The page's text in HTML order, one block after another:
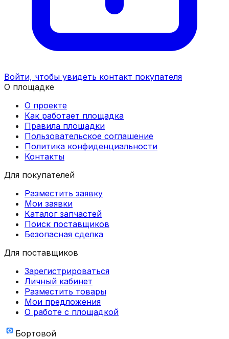
Войти, чтобы увидеть контакт покупателя
О площадке
О проекте
Как работает площадка
Правила площадки
Пользовательское соглашение
Политика конфиденциальности
Контакты
Для покупателей
Разместить заявку
Мои заявки
Каталог запчастей
Поиск поставщиков
Безопасная сделка
Для поставщиков
Зарегистрироваться
Личный кабинет
Разместить товары
Мои предложения
О работе с площадкой
Бортовой